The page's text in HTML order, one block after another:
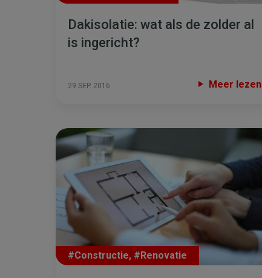
Dakisolatie: wat als de zolder al
is ingericht?
29 SEP. 2016 Meer lezen
#Constructie, #Renovatie